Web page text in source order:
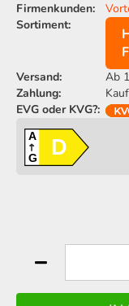
Firmenkunden:
Sortiment:
Versand:
Ab
Zahlung:
EVG oder KVG?:
A
GD